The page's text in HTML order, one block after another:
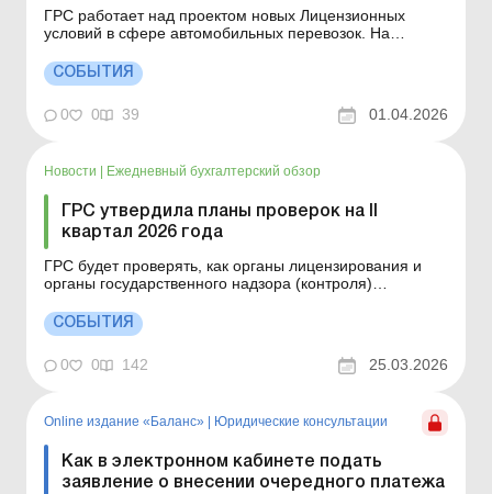
ГРС работает над проектом новых Лицензионных
условий в сфере автомобильных перевозок. На
непосредственно влияющие на работу перевозчиков.
Детали см. ниже. Больше по теме: Можно ли заключить
договор о полной материальной ответственности с
води...
СОБЫТИЯ
0 0 39 01.04.2026
Новости Ежедневный бухгалтерский обзор
ГРС утвердила планы проверок на ІІ
квартал 2026 года
ГРС будет проверять, как органы лицензирования и
органы государственного надзора (контроля)
теме: Договор аренды техники с экипажем: что
проверить бухгалтеру в 2026 году Может ли ГНС
требовать от налогоплательщика проведения
инвентаризации во время ...
СОБЫТИЯ
0 0 142 25.03.2026
Online издание «Баланс» Юридические консультации
Как в электронном кабинете подать
заявление о внесении очередного платежа